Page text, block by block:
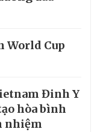
World Cup
Đinh Y
hòa bình
nhiệm